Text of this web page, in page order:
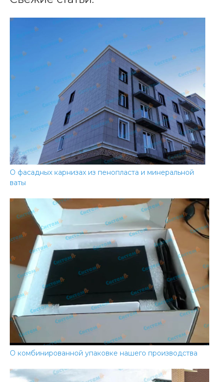
О фасадных карнизах из пенопласта и минеральной
ваты
О комбинированной упаковке нашего производства